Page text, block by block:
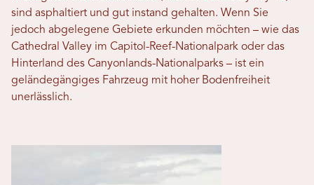
sind asphaltiert und gut instand gehalten. Wenn Sie
jedoch abgelegene Gebiete erkunden möchten – wie das
Cathedral Valley im Capitol-Reef-Nationalpark oder das
Hinterland des Canyonlands-Nationalparks – ist ein
geländegängiges Fahrzeug mit hoher Bodenfreiheit
unerlässlich.